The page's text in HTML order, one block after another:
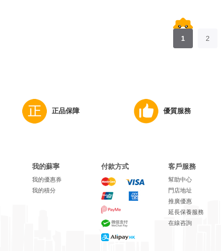
1 2
正品保障 優質服務
我的蘇寧
我的優惠券
我的積分
付款方式 客戶服務
幫助中心
門店地址
推廣優惠
延長保養服務
在線咨詢